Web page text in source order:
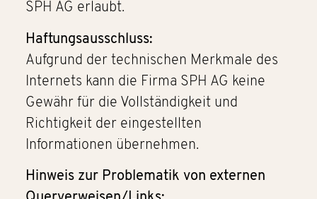
SPH AG erlaubt.
Haftungsausschluss:
Aufgrund der technischen Merkmale des
Internets kann die Firma SPH AG keine
Gewähr für die Vollständigkeit und
Richtigkeit der eingestellten
Informationen übernehmen.
Hinweis zur Problematik von externen